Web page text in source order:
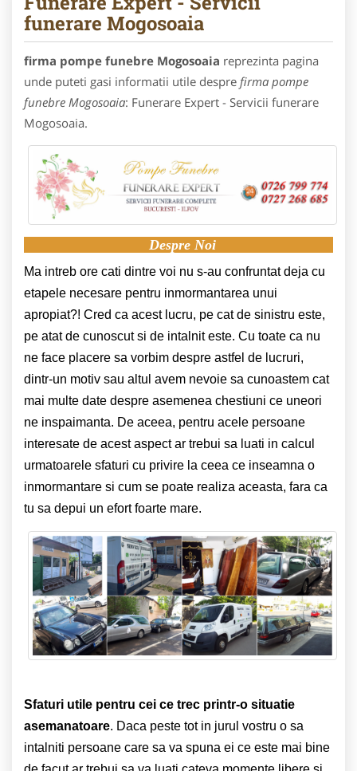
funerare Mogosoaia
firma pompe funebre Mogosoaia reprezinta pagina
unde puteti gasi informatii utile despre firma pompe
funebre Mogosoaia: Funerare Expert - Servicii funerare
Mogosoaia.
Despre Noi
Ma intreb ore cati dintre voi nu s-au confruntat deja cu
etapele necesare pentru inmormantarea unui
apropiat?! Cred ca acest lucru, pe cat de sinistru este,
pe atat de cunoscut si de intalnit este. Cu toate ca nu
ne face placere sa vorbim despre astfel de lucruri,
dintr-un motiv sau altul avem nevoie sa cunoastem cat
mai multe date despre asemenea chestiuni ce uneori
ne inspaimanta. De aceea, pentru acele persoane
interesate de acest aspect ar trebui sa luati in calcul
urmatoarele sfaturi cu privire la ceea ce inseamna o
inmormantare si cum se poate realiza aceasta, fara ca
tu sa depui un efort foarte mare.
Sfaturi utile pentru cei ce trec printr-o situatie
asemanatoare. Daca peste tot in jurul vostru o sa
intalniti persoane care sa va spuna ei ce este mai bine